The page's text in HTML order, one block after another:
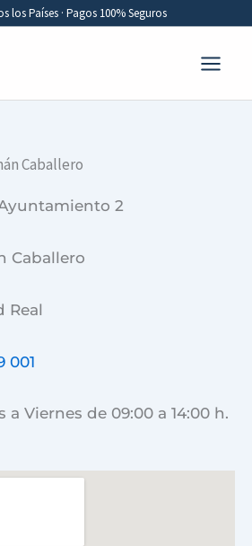
los Países · Pagos 100% Seguros
Caballero
2
Caballero
Real
001
a Viernes de 09:00 a 14:00 h.